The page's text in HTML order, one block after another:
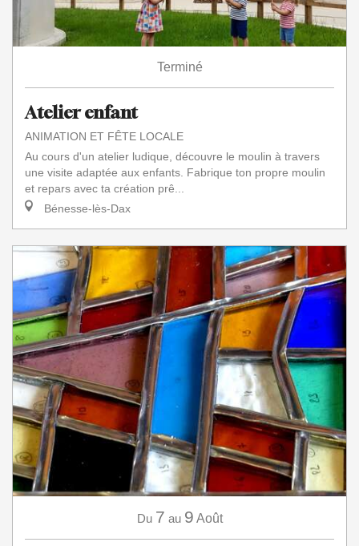
Terminé
Atelier enfant
ANIMATION ET FÊTE LOCALE
Au cours d'un atelier ludique, découvre le moulin à travers
une visite adaptée aux enfants. Fabrique ton propre moulin
et repars avec ta création prê...
Bénesse-lès-Dax
Du 7 au 9 Août